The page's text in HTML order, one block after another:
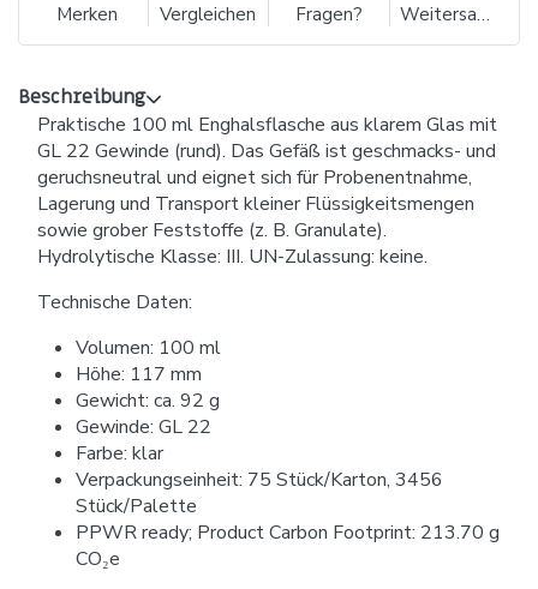
Merken Vergleichen Fragen? Weitersagen
Beschreibung
Praktische 100 ml Enghalsflasche aus klarem Glas mit
GL 22 Gewinde (rund). Das Gefäß ist geschmacks- und
geruchsneutral und eignet sich für Probenentnahme,
Lagerung und Transport kleiner Flüssigkeitsmengen
sowie grober Feststoffe (z. B. Granulate).
Hydrolytische Klasse: III. UN-Zulassung: keine.
Technische Daten:
Volumen: 100 ml
Höhe: 117 mm
Gewicht: ca. 92 g
Gewinde: GL 22
Farbe: klar
Verpackungseinheit: 75 Stück/Karton, 3456
Stück/Palette
PPWR ready; Product Carbon Footprint: 213.70 g
CO₂e